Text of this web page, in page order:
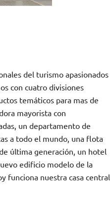
del turismo apasionados
con cuatro divisiones
temáticos para mas de
mayorista con
un departamento de
a todo el mundo, una flota
última generación, un hotel
edificio modelo de la
funciona nuestra casa central.